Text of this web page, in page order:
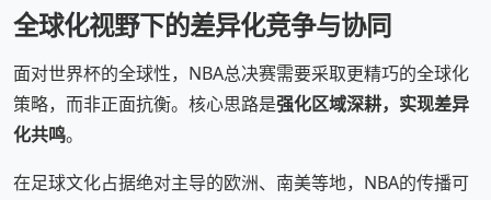
全球化视野下的差异化竞争与协同
面对世界杯的全球性，NBA总决赛需要采取更精巧的全球化
策略，而非正面抗衡。核心思路是强化区域深耕，实现差异
化共鸣。
在足球文化占据绝对主导的欧洲、南美等地，NBA的传播可